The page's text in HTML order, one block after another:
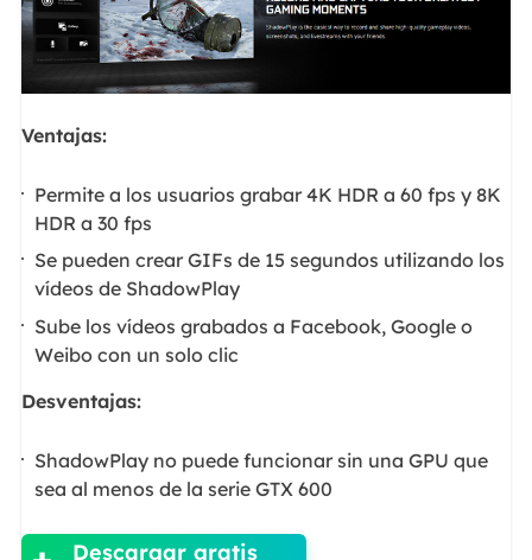
Ventajas:
Permite a los usuarios grabar 4K HDR a 60 fps y 8K
HDR a 30 fps
Se pueden crear GIFs de 15 segundos utilizando los
vídeos de ShadowPlay
Sube los vídeos grabados a Facebook, Google o
Weibo con un solo clic
Desventajas:
ShadowPlay no puede funcionar sin una GPU que
sea al menos de la serie GTX 600

Descargar gratis